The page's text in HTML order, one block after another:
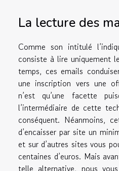
La lecture des
Comme son intitulé
consiste à lire uniquement
temps, ces emails
une inscription vers une
n’est qu’une facette
l’intermédiaire de cette
conséquent. Néanmoins,
d’encaisser par site un
et sur d’autres sites vous
centaines d’euros. Mais